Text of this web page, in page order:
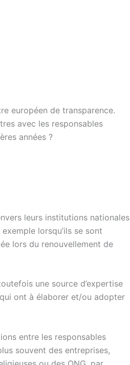
européen de transparence.
avec les responsables
années ?
leurs institutions nationales
lorsqu’ils se sont
lors du renouvellement de
une source d’expertise
ont à élaborer et/ou adopter
entre les responsables
souvent des entreprises,